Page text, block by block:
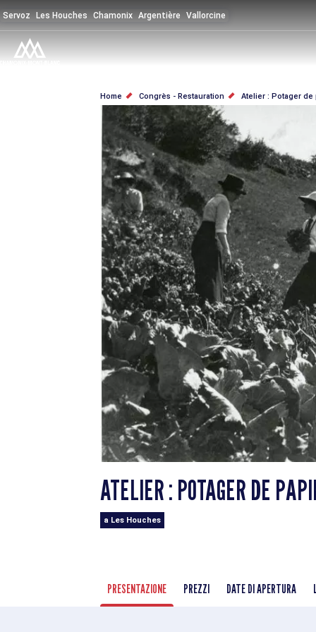
al
contenuto
principale
Servoz Les Houches Chamonix Argentière Vallorcine
BRICIOLE
PANE
Home Congrès - Restauration Atelier : Potager de
ATELIER : POTAGER DE
a Les Houches
PRESENTAZIONE PREZZI DATE DI APERTURA